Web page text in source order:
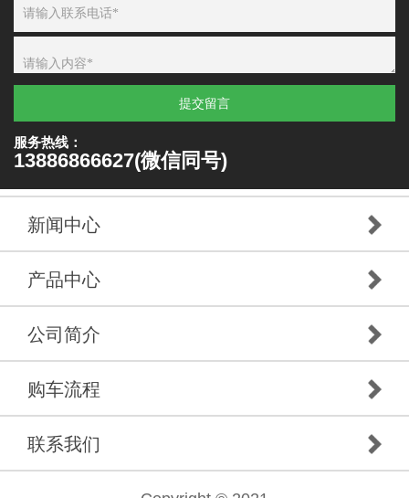
提交留言
服务热线：
13886866627(微信同号)
新闻中心
产品中心
公司简介
购车流程
联系我们